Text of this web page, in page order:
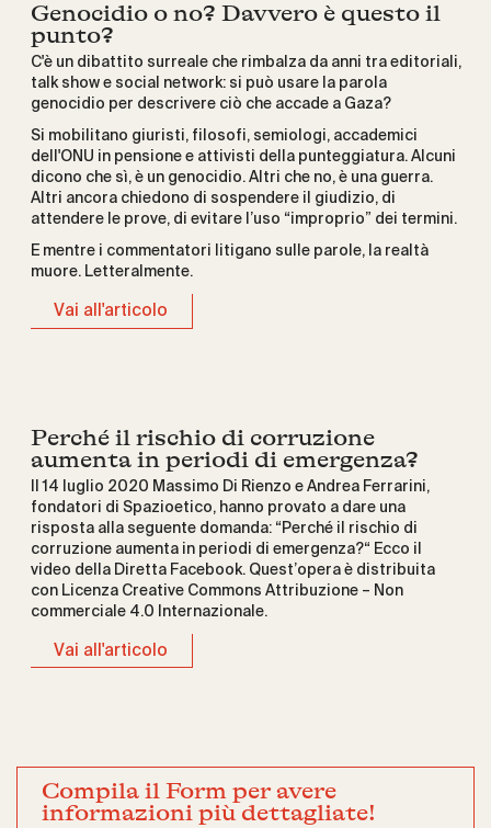
Genocidio o no? Davvero è questo il
punto?
C'è un dibattito surreale che rimbalza da anni tra editoriali,
talk show e social network: si può usare la parola
genocidio per descrivere ciò che accade a Gaza?
Si mobilitano giuristi, filosofi, semiologi, accademici
dell'ONU in pensione e attivisti della punteggiatura. Alcuni
dicono che sì, è un genocidio. Altri che no, è una guerra.
Altri ancora chiedono di sospendere il giudizio, di
attendere le prove, di evitare l’uso “improprio” dei termini.
E mentre i commentatori litigano sulle parole, la realtà
muore. Letteralmente.
Vai all'articolo
Perché il rischio di corruzione
aumenta in periodi di emergenza?
Il 14 luglio 2020 Massimo Di Rienzo e Andrea Ferrarini,
fondatori di Spazioetico, hanno provato a dare una
risposta alla seguente domanda: “Perché il rischio di
corruzione aumenta in periodi di emergenza?“ Ecco il
video della Diretta Facebook. Quest’opera è distribuita
con Licenza Creative Commons Attribuzione – Non
commerciale 4.0 Internazionale.
Vai all'articolo
Compila il Form per avere
informazioni più dettagliate!